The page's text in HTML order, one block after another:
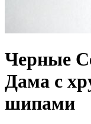
Черные
Дама с
шипами